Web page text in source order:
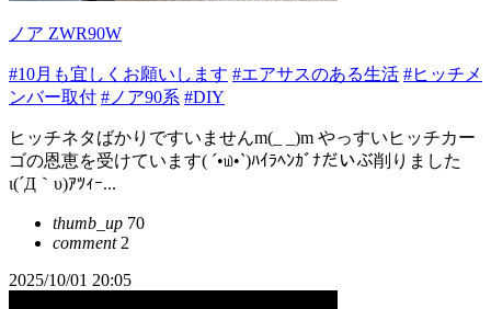
ノア ZWR90W
#10月も宜しくお願いします #エアサスのある生活 #ヒッチメ
ンバー取付 #ノア90系 #DIY
ヒッチネタばかりですいませんm(_ _)m やっすいヒッチカー
ゴの恩恵を受けています( ´•௰•`)ﾊｲﾗﾍﾝｶﾞﾅだいぶ削りました
ι(´Д｀υ)ｱﾂｨｰ...
thumb_up 70
comment2
2025/10/01 20:05